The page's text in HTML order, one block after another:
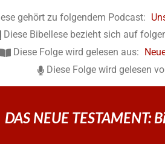
gehört zu folgendem Podcast:
Diese Bibellese bezieht sich auf
Diese Folge wird gelesen aus:
Diese Folge wird gelesen
DAS NEUE